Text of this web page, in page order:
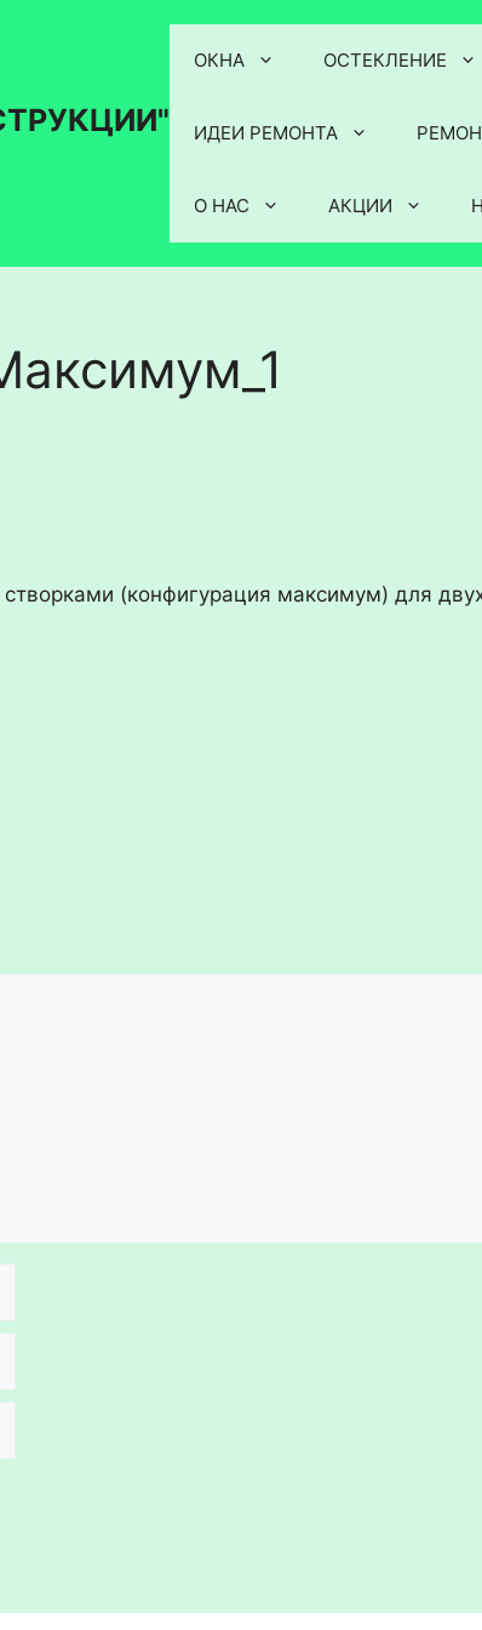
ОКНА ОСТЕКЛЕНИЕ
ИДЕИ РЕМОНТА
О НАС АКЦИИ
(конфигурация максимум) для